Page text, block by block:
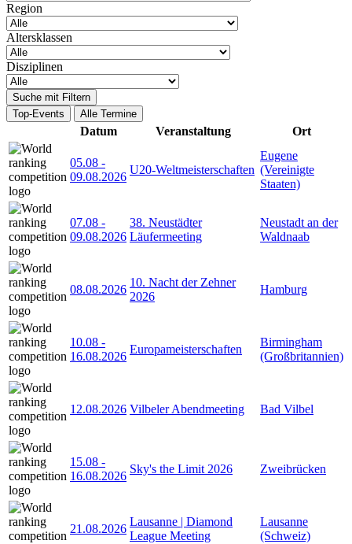
Region
Altersklassen
Disziplinen
Suche mit Filtern
Top-Events
Alle Termine
Datum Veranstaltung Ort
05.08 -
09.08.2026
U20-Weltmeisterschaften
Eugene
(Vereinigte
Staaten)
07.08 -
09.08.2026
38. Neustädter
Läufermeeting
Neustadt an der
Waldnaab
08.08.2026
10. Nacht der Zehner
2026
Hamburg
10.08 -
16.08.2026
Europameisterschaften
Birmingham
(Großbritannien)
12.08.2026 Vilbeler Abendmeeting Bad Vilbel
15.08 -
16.08.2026
Sky's the Limit 2026 Zweibrücken
21.08.2026
Lausanne | Diamond
League Meeting
Lausanne
(Schweiz)